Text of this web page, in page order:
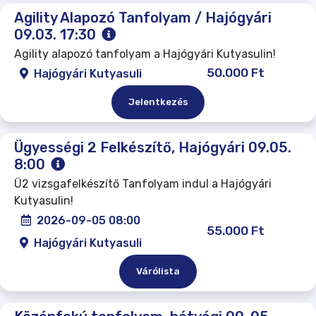
Agility Alapozó Tanfolyam / Hajógyári
09.03. 17:30
Agility alapozó tanfolyam a Hajógyári Kutyasulin!
Hajógyári Kutyasuli
50.000 Ft
Jelentkezés
Ügyességi 2 Felkészítő, Hajógyári 09.05.
8:00
Ü2 vizsgafelkészítő Tanfolyam indul a Hajógyári
Kutyasulin!
2026-09-05 08:00
Hajógyári Kutyasuli
55.000 Ft
Várólista